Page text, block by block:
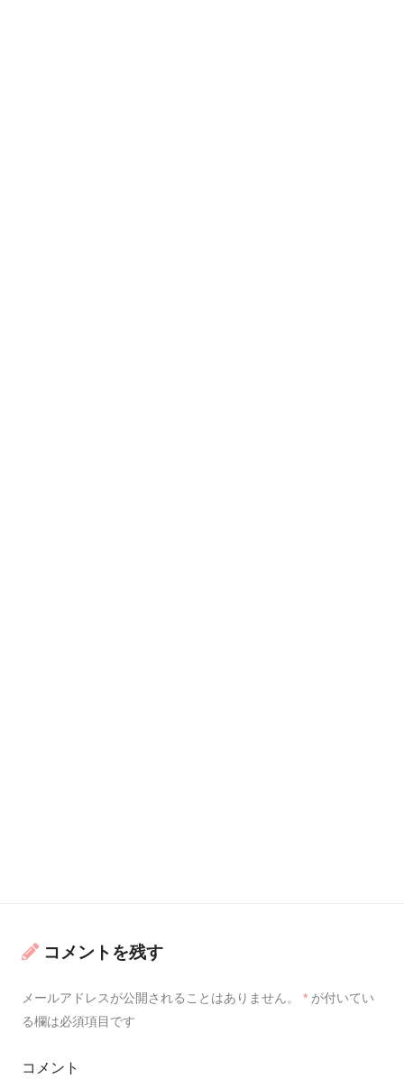
コメントを残す
メールアドレスが公開されることはありません。 * が付いてい
る欄は必須項目です
コメント